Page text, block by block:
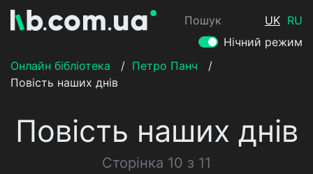
Пошук UK RU
Нічний режим
Онлайн бібліотека
/ Петро Панч
/
Повість наших днів
Повість наших днів
Сторінка 10 з 11